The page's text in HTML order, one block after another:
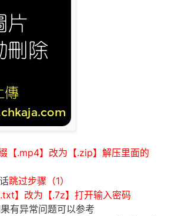
【.mp4】改为【.zip】解压里面的
跳过步骤（1）
.txt】改为【.7z】打开输入密码
有异常问题可以参考